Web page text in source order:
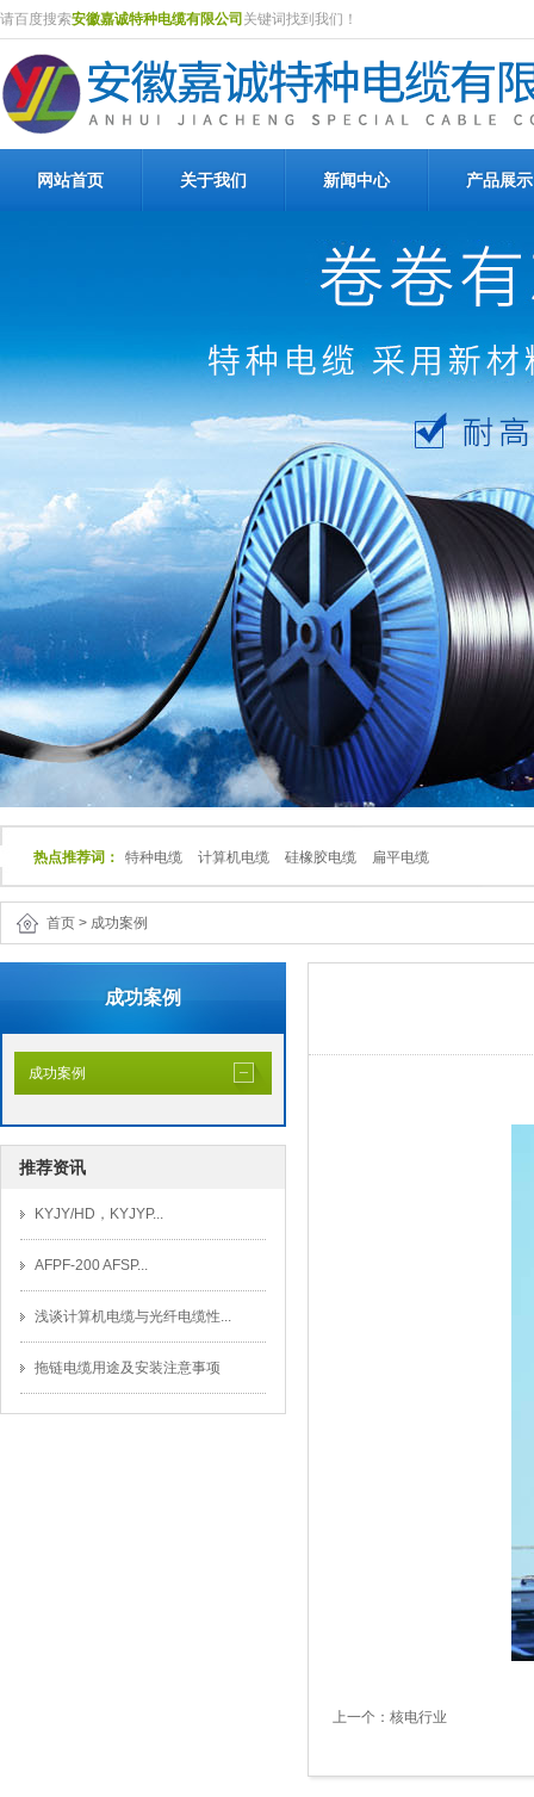
请百度搜索安徽嘉诚特种电缆有限公司 关键词找到我们！
网站首页 关于我们 新闻中心 产品展示
热点推荐词： 特种电缆 计算机电缆 硅橡胶电缆 扁平电缆
首页 > 成功案例
成功案例
成功案例
推荐资讯
KYJY/HD，KYJYP...
AFPF-200 AFSP...
浅谈计算机电缆与光纤电缆性...
拖链电缆用途及安装注意事项
上一个： 核电行业